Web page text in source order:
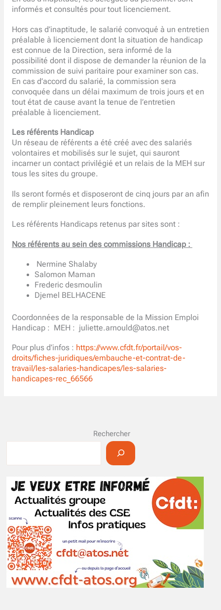
informés et consultés pour tout licenciement.
Hors cas d’inaptitude, le salarié convoqué à un entretien
préalable à licenciement dont la situation de handicap
est connue de la Direction, sera informé de la
possibilité dont il dispose de demander la réunion de la
commission de suivi paritaire pour examiner son cas.
En cas d’accord du salarié, la commission sera
convoquée dans un délai maximum de trois jours et en
tout état de cause avant la tenue de l’entretien
préalable à licenciement.
Les référents Handicap
Un réseau de référents a été créé avec des salariés
volontaires et mobilisés sur le sujet, qui sauront
incarner un contact privilégié et un relais de la MEH sur
tous les sites du groupe.
Ils seront formés et disposeront de cinq jours par an afin
de remplir pleinement leurs fonctions.
Les référents Handicaps retenus par sites sont :
Nos référents au sein des commissions Handicap :
Nermine Shalaby
Salomon Maman
Frederic desmoulin
Djemel BELHACENE
Coordonnées de la responsable de la Mission Emploi
Handicap : MEH : juliette.arnould@atos.net
Pour plus d’infos : https://www.cfdt.fr/portail/vos-
droits/fiches-juridiques/embauche-et-contrat-de-
travail/les-salaries-handicapes/les-salaries-
handicapes-rec_66566
Rechercher